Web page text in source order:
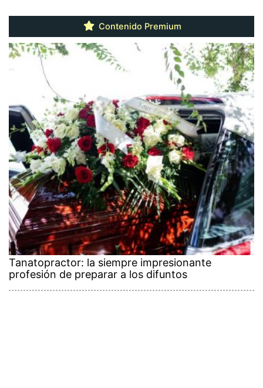
Contenido Premium
Tanatopractor: la siempre impresionante
profesión de preparar a los difuntos